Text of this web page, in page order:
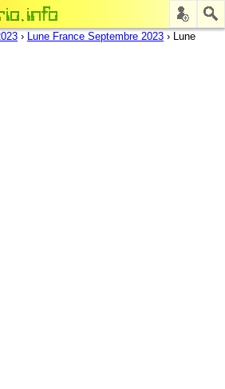
› Lune France Septembre 2023 › Lune